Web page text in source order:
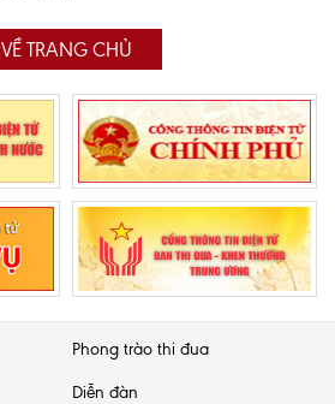
VỀ TRANG CHỦ
Phong trào thi đua
Diễn đàn